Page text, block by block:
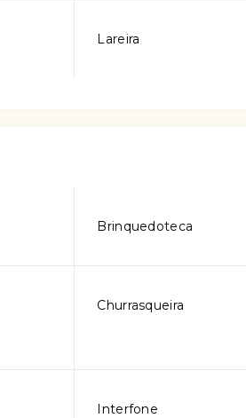
Lareira
Brinquedoteca
Churrasqueira
Interfone